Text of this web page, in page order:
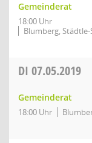
Gemeinderat
18:00 Uhr
Blumberg,
DI 07.05.2019
Gemeinderat
18:00 Uhr